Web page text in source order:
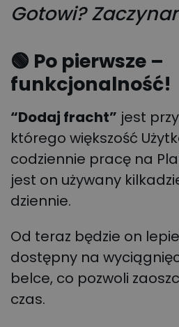
Gotowi?
🟢 Po pierwsze –
funkcjonalność!
“Dodaj fracht” jest
którego większość
codziennie pracę na
jest on używany
dziennie.
Od teraz będzie on
dostępny na
belce, co pozwoli
czas.